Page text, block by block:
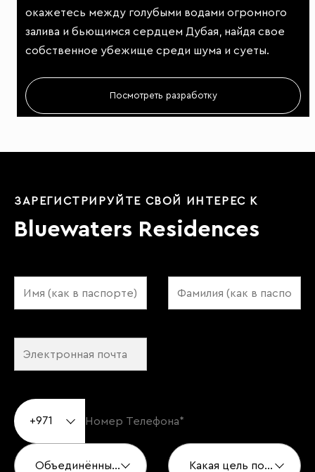
окажетесь между голубыми водами огромного
залива и бьющимся сердцем Дубая, найдя свое
собственное убежище среди шума и суеты.
Посмотреть разработку
ЗАРЕГИСТРИРУЙТЕ СВОЙ ИНТЕРЕС К
Bluewaters Residences
+971
Объединённые Арабские Эмираты Какая цель покупки?*